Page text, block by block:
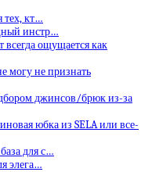
тех, кт…
инстр…
всегда ощущается как
могу не признать
джинсов/брюк из-за
юбка из SELA или все-
для с…
элега…